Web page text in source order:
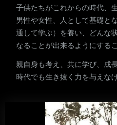
子供たちがこれからの時代、
男性や女性、人として基礎と
通して学ぶ）を養い、どんな
なることが出来るようにするこ
親自身も考え、共に学び、成
時代でも生き抜く力を与えな